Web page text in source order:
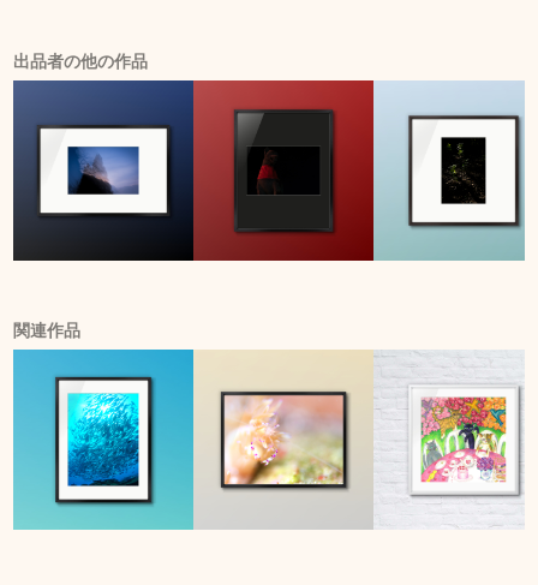
出品者の他の作品
関連作品